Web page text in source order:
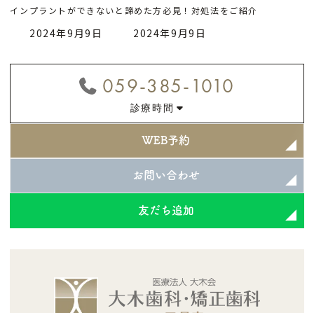
インプラントができないと諦めた方必見！対処法をご紹介
2024年9月9日
最
新
日
2024年9月9日
059-385-1010
診療時間
WEB予約
お問い合わせ
友だち追加